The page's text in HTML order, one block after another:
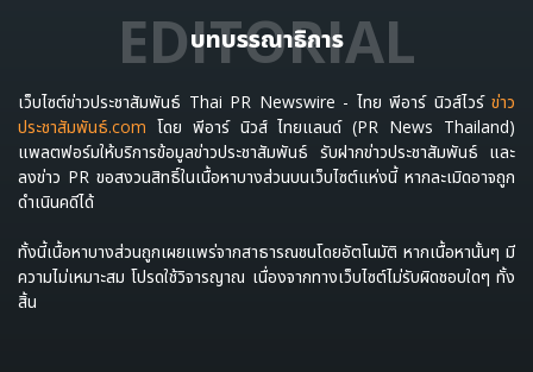
บทบรรณาธิการ
EDITORIAL
เว็บไซต์ข่าวประชาสัมพันธ์ Thai PR Newswire - ไทย พีอาร์ นิวส์ไวร์ ข่าว
ประชาสัมพันธ์.com โดย พีอาร์ นิวส์ ไทยแลนด์ (PR News Thailand)
แพลตฟอร์มให้บริการข้อมูลข่าวประชาสัมพันธ์ รับฝากข่าวประชาสัมพันธ์ และ
ลงข่าว PR ขอสงวนสิทธิ์ในเนื้อหาบางส่วนบนเว็บไซต์แห่งนี้ หากละเมิดอาจถูก
ดำเนินคดีได้
ทั้งนี้เนื้อหาบางส่วนถูกเผยแพร่จากสาธารณชนโดยอัตโนมัติ หากเนื้อหานั้นๆ มี
ความไม่เหมาะสม โปรดใช้วิจารญาณ เนื่องจากทางเว็บไซต์ไม่รับผิดชอบใดๆ ทั้ง
สิ้น